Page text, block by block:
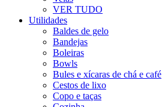
VER TUDO
Utilidades
Baldes de gelo
Bandejas
Boleiras
Bowls
Bules e xícaras de chá e café
Cestos de lixo
Copo e taças